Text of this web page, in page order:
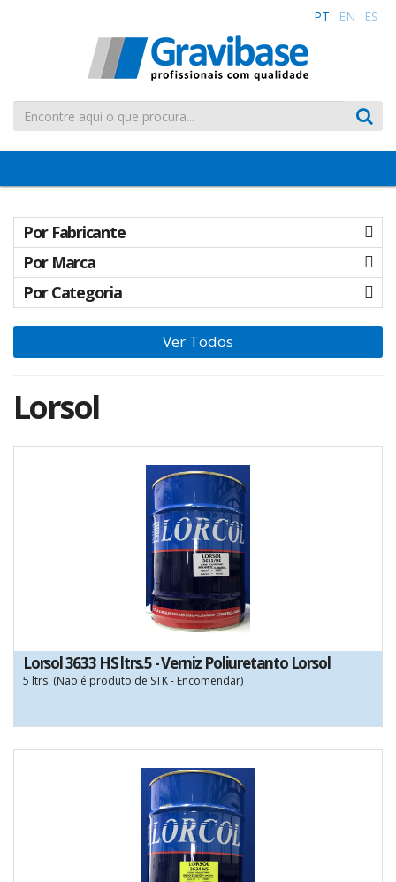
PT EN ES
Por Fabricante
Por Marca
Por Categoria
Ver Todos
Lorsol
Lorsol 3633 HS ltrs.5 - Verniz Poliuretanto Lorsol
5 ltrs. (Não é produto de STK - Encomendar)